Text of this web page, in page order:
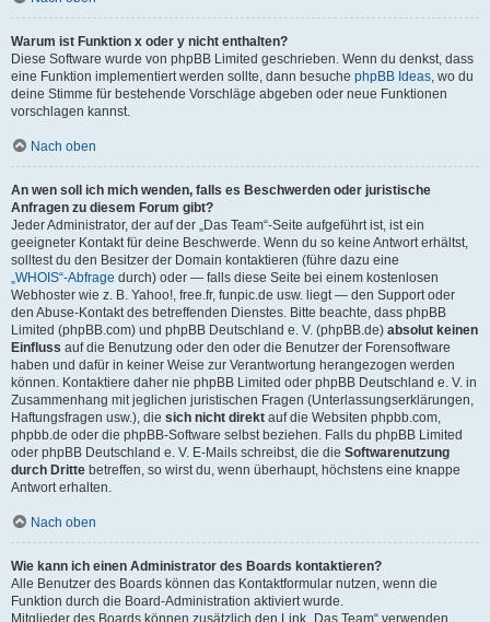
Warum ist Funktion x oder y nicht enthalten?
Diese Software wurde von phpBB Limited geschrieben. Wenn du denkst, dass
eine Funktion implementiert werden sollte, dann besuche phpBB Ideas, wo du
deine Stimme für bestehende Vorschläge abgeben oder neue Funktionen
vorschlagen kannst.
Nach oben
An wen soll ich mich wenden, falls es Beschwerden oder juristische
Anfragen zu diesem Forum gibt?
Jeder Administrator, der auf der „Das Team“-Seite aufgeführt ist, ist ein
geeigneter Kontakt für deine Beschwerde. Wenn du so keine Antwort erhältst,
solltest du den Besitzer der Domain kontaktieren (führe dazu eine
„WHOIS“-Abfrage durch) oder — falls diese Seite bei einem kostenlosen
Webhoster wie z. B. Yahoo!, free.fr, funpic.de usw. liegt — den Support oder
den Abuse-Kontakt des betreffenden Dienstes. Bitte beachte, dass phpBB
Limited (phpBB.com) und phpBB Deutschland e. V. (phpBB.de) absolut keinen
Einfluss auf die Benutzung oder den oder die Benutzer der Forensoftware
haben und dafür in keiner Weise zur Verantwortung herangezogen werden
können. Kontaktiere daher nie phpBB Limited oder phpBB Deutschland e. V. in
Zusammenhang mit jeglichen juristischen Fragen (Unterlassungserklärungen,
Haftungsfragen usw.), die sich nicht direkt auf die Websiten phpbb.com,
phpbb.de oder die phpBB-Software selbst beziehen. Falls du phpBB Limited
oder phpBB Deutschland e. V. E-Mails schreibst, die die Softwarenutzung
durch Dritte betreffen, so wirst du, wenn überhaupt, höchstens eine knappe
Antwort erhalten.
Nach oben
Wie kann ich einen Administrator des Boards kontaktieren?
Alle Benutzer des Boards können das Kontaktformular nutzen, wenn die
Funktion durch die Board-Administration aktiviert wurde.
Mitglieder des Boards können zusätzlich den Link „Das Team“ verwenden.